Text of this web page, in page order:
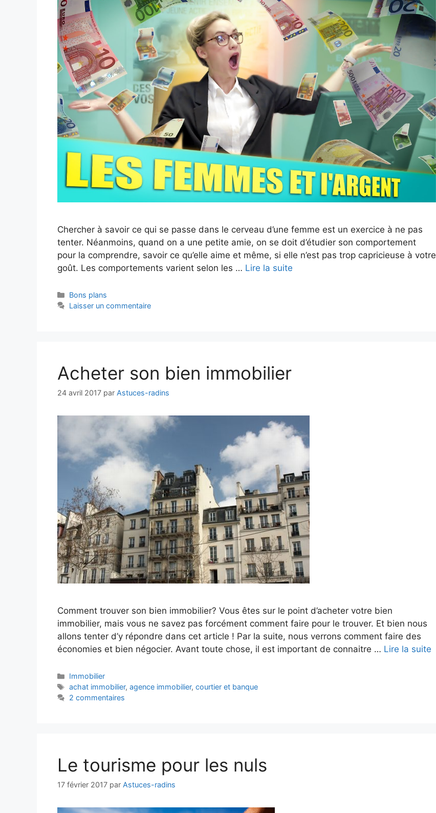
Chercher à savoir ce qui se passe dans le cerveau d’une femme est un exercice à ne pas
tenter. Néanmoins, quand on a une petite amie, on se doit d’étudier son comportement
pour la comprendre, savoir ce qu’elle aime et même, si elle n’est pas trop capricieuse à votre
goût. Les comportements varient selon les … Lire la suite
Catégories
Bons plans
Laisser un commentaire
Acheter son bien immobilier
24 avril 2017 par Astuces-radins
Comment trouver son bien immobilier? Vous êtes sur le point d’acheter votre bien
immobilier, mais vous ne savez pas forcément comment faire pour le trouver. Et bien nous
allons tenter d’y répondre dans cet article ! Par la suite, nous verrons comment faire des
économies et bien négocier. Avant toute chose, il est important de connaitre … Lire la suite
Catégories
Immobilier
Étiquettes
achat immobilier,agence immobilier,courtier et banque
2 commentaires
Le tourisme pour les nuls
17 février 2017 par Astuces-radins